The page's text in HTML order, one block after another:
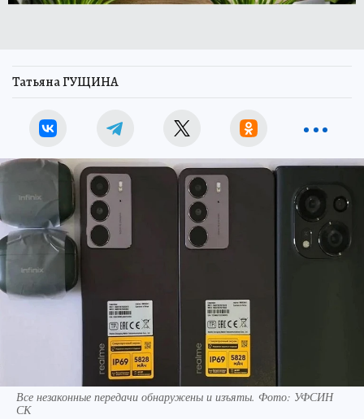
Татьяна ГУЩИНА
Все незаконные передачи обнаружены и изъяты. Фото: УФСИН
СК